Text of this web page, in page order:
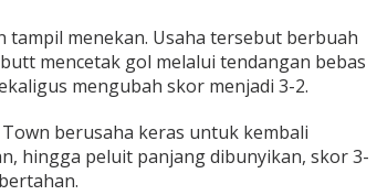
tampil menekan. Usaha tersebut berbuah
mencetak gol melalui tendangan bebas
mengubah skor menjadi 3-2.
berusaha keras untuk kembali
hingga peluit panjang dibunyikan, skor 3-